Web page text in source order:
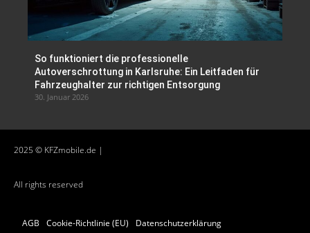
So funktioniert die professionelle
Autoverschrottung in Karlsruhe: Ein Leitfaden für
Fahrzeughalter zur richtigen Entsorgung
30. Januar 2026
2025 © KFZmobile.de |
All rights reserved
AGB Cookie-Richtlinie (EU) Datenschutzerklärung